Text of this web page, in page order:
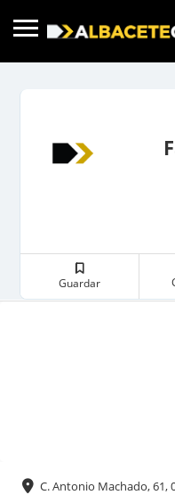
Guardar
C. Antonio Machado, 61,